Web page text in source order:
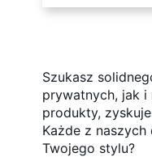
Szukasz
prywatnych, jak i
produkty,
Każde z
Twojego stylu?